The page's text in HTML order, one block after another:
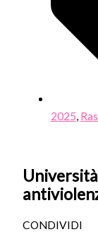
2025,
CONDIVIDI